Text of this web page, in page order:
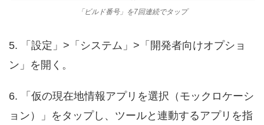
「ビルド番号」を7回連続でタップ
5. 「設定」>「システム」>「開発者向けオプショ
ン」を開く。
6. 「仮の現在地情報アプリを選択（モックロケーシ
ョン）」をタップし、ツールと連動するアプリを指